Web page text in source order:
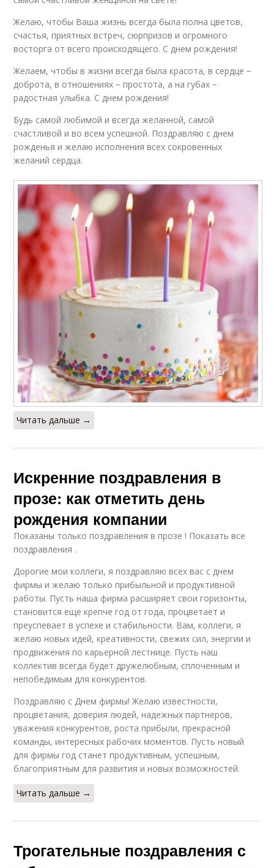
Желаю, чтобы Ваша жизнь всегда была полна цветов,
счастья, приятных встреч, сюрпризов и огромного
восторга от всего происходящего. С днем рождения!
Желаем, чтобы в жизни всегда была красота, в сердце −
доброта, в отношениях − простота, а на губах −
радостная улыбка. С днем рождения!
Будь самой любимой и всегда желанной, самой
счастливой и во всем успешной. Поздравляю с днем
рожденья и желаю исполнения всех сокровенных
желаний сердца.
Читать дальше →
Искренние поздравления в
прозе: как отметить день
рождения компании
Показаны только поздравления в прозе ! Показать все
поздравления .
Дорогие мои коллеги, я поздравляю всех вас с днем
фирмы и желаю только прибыльной и продуктивной
работы. Пусть наша фирма расширяет свои горизонты,
становится еще крепче год от года, процветает и
преуспевает в успехе и стабильности. Вам, коллеги, я
желаю новых идей, креативности, свежих сил, энергии и
продвижения по карьерной лестнице. Пусть наш
коллектив всегда будет дружелюбным, сплоченным и
непобедимым для конкурентов.
Поздравляю с Днем фирмы! Желаю известности,
процветания, доверия людей, надежных партнеров,
уважения конкурентов, роста прибыли, прекрасной
команды, интересных рабочих моментов. Пусть новый
для фирмы год станет продуктивным, успешным,
благоприятным для развития и новых возможностей.
Читать дальше →
Трогательные поздравления с